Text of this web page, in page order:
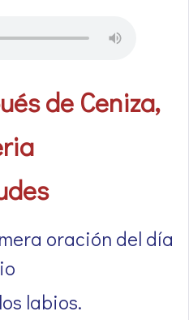
de Ceniza,
oración del día
labios.